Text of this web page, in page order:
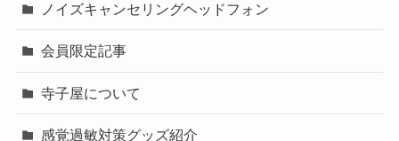
ノイズキャンセリングヘッドフォン
会員限定記事
寺子屋について
感覚過敏対策グッズ紹介